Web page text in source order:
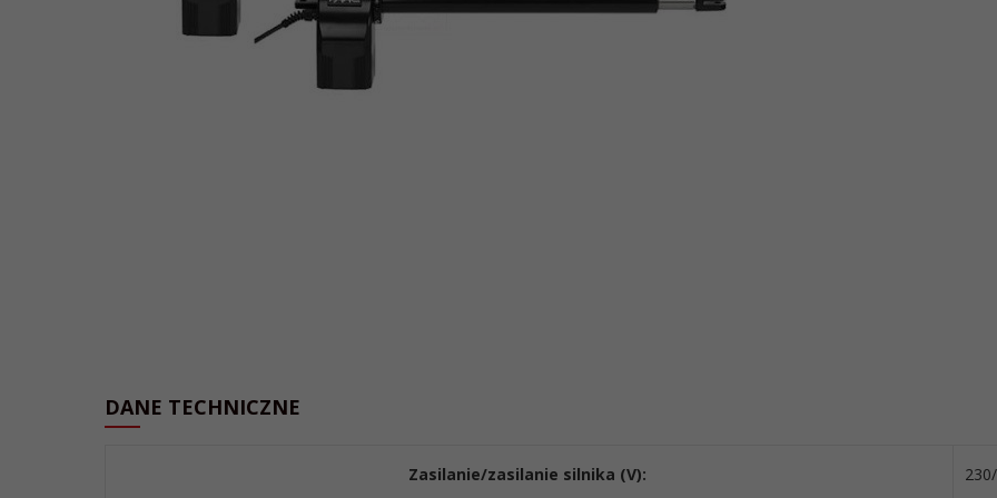
DANE TECHNICZNE
Zasilanie/zasilanie silnika (V):